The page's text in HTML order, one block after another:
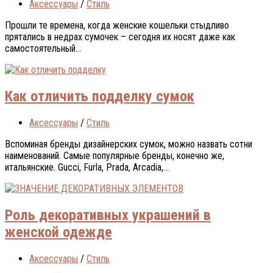
Аксессуары / Стиль
Прошли те времена, когда женские кошельки стыдливо
прятались в недрах сумочек – сегодня их носят даже как
самостоятельный...
Как отличить подделку сумок
Аксессуары / Стиль
Вспоминая бренды дизайнерских сумок, можно назвать сотни
наименований. Самые популярные бренды, конечно же,
итальянские. Gucci, Furla, Prada, Arcadia,...
Роль декоративных украшений в
женской одежде
Аксессуары / Стиль